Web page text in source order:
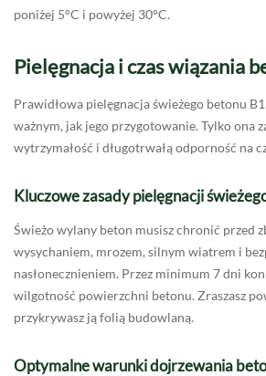
poniżej 5°C i powyżej 30°C.
Pielęgnacja i czas wiązania
Prawidłowa pielęgnacja świeżego betonu
ważnym, jak jego przygotowanie. Tylko ona
wytrzymałość i długotrwałą odporność na
Kluczowe zasady pielęgnacji
Świeżo wylany beton musisz chronić przed
wysychaniem, mrozem, silnym wiatrem i
nasłonecznieniem. Przez minimum 7 dni
wilgotność powierzchni betonu. Zraszasz
przykrywasz ją folią budowlaną.
Optymalne warunki dojrzewania